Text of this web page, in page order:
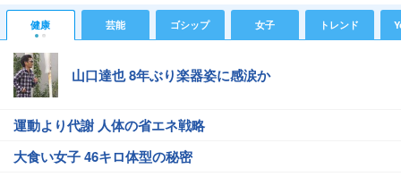
健康 芸能 ゴシップ 女子 トレンド
山口達也 8年ぶり楽器姿に感涙か
運動より代謝 人体の省エネ戦略
大食い女子 46キロ体型の秘密